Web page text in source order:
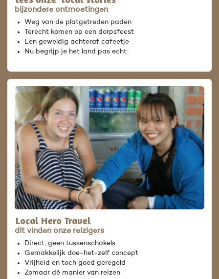
bijzondere ontmoetingen
Weg van de platgetreden paden
Terecht komen op een dorpsfeest
Een geweldig achteraf cafeetje
Nu begrijp je het land pas echt
Local Hero Travel
dit vinden onze reizigers
Direct, geen tussenschakels
Gemakkelijk doe-het-zelf concept
Vrijheid en toch goed geregeld
Zomaar dé manier van reizen